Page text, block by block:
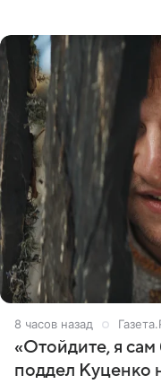
8 часов назад
«Отойдите, я
поддел Куценко